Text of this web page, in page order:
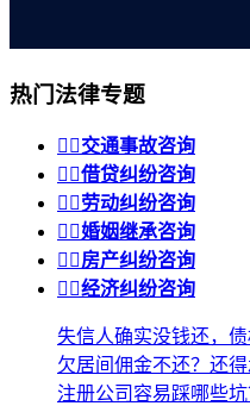
热门法律专题
 交通事故咨询
 借贷纠纷咨询
 劳动纠纷咨询
 婚姻继承咨询
 房产纠纷咨询
 经济纠纷咨询
失信人确实没钱还，
欠居间佣金不还？还
注册公司容易踩哪些坑